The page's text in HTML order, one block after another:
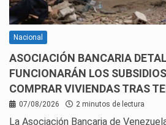
Nacional
ASOCIACIÓN BANCARIA
FUNCIONARÁN LOS
COMPRAR VIVIENDAS TRAS
07/08/2026 2 minutos de lectura
La Asociación Bancaria de